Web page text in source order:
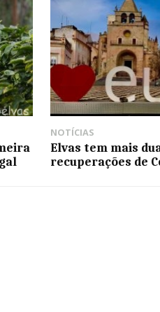
NOTÍCIAS
Elvas tem mais
recuperações de